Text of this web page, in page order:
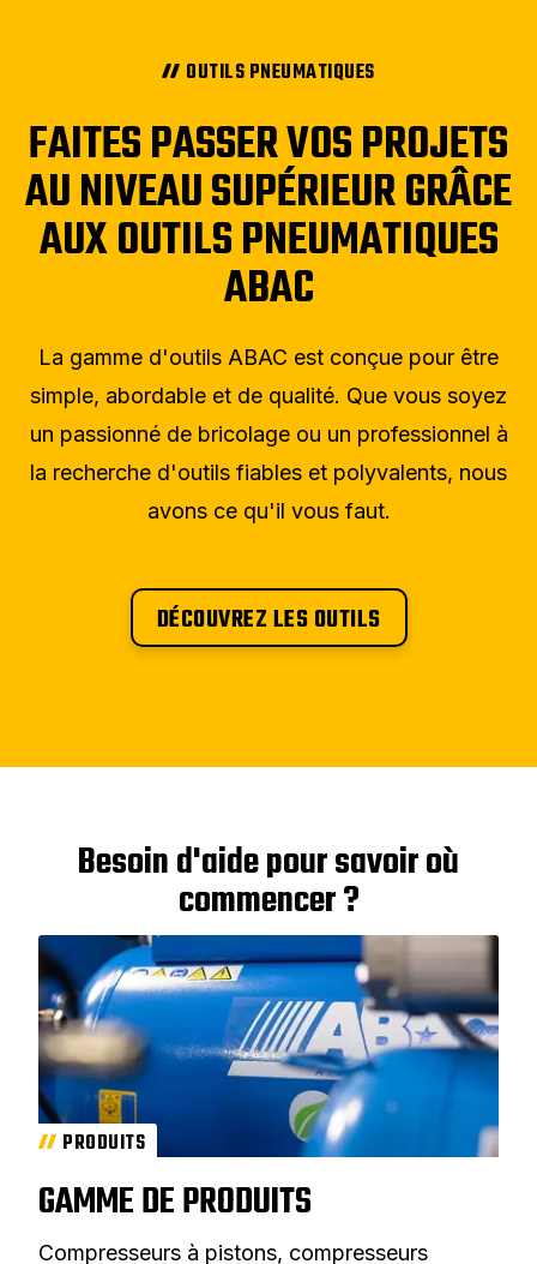
OUTILS PNEUMATIQUES
FAITES PASSER VOS PROJETS
AU NIVEAU SUPÉRIEUR GRÂCE
AUX OUTILS PNEUMATIQUES
ABAC
La gamme d'outils ABAC est conçue pour être
simple, abordable et de qualité. Que vous soyez
un passionné de bricolage ou un professionnel à
la recherche d'outils fiables et polyvalents, nous
avons ce qu'il vous faut.
DÉCOUVREZ LES OUTILS
Besoin d'aide pour savoir où
commencer ?
PRODUITS
GAMME DE PRODUITS
Compresseurs à pistons, compresseurs